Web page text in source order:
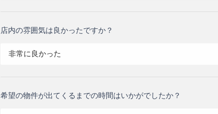
店内の雰囲気は良かったですか？
非常に良かった
希望の物件が出てくるまでの時間はいかがでしたか？